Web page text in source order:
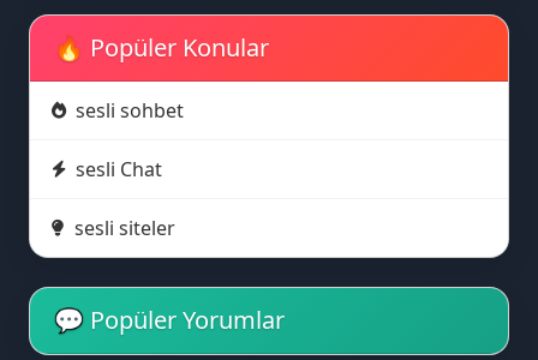
🤩 🚀
🔥 Popüler Konular
sesli sohbet
sesli Chat
sesli siteler
💬 Popüler Yorumlar